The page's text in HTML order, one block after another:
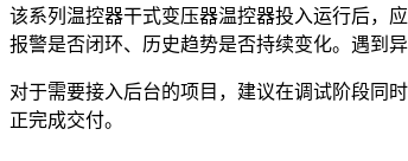
该系列温控器干式变压器温控器投入运行后，
报警是否闭环、历史趋势是否持续变化。遇到
对于需要接入后台的项目，建议在调试阶段同
正完成交付。